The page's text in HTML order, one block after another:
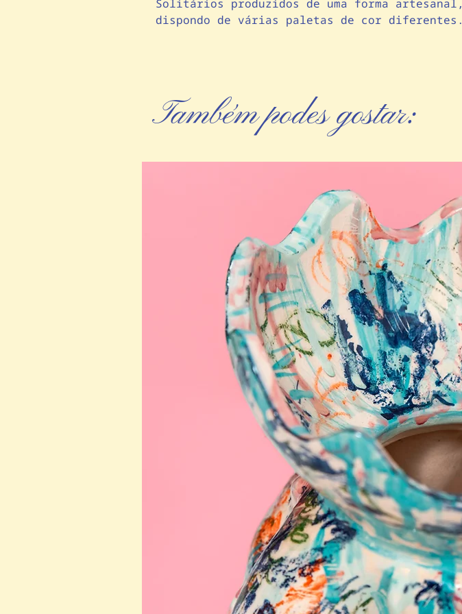
Solitários produzidos de uma forma artesanal,
dispondo de várias paletas de cor diferentes.
Também podes gostar: